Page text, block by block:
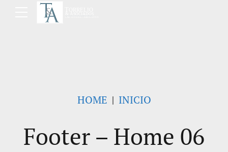
HOME INICIO
Footer – Home 06